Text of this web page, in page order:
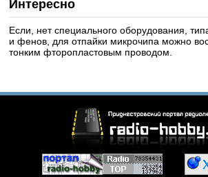
Интересно
Если, нет специального оборудования,
и фенов, для отпайки микрочипа можно
тонким фторопластовым проводом.